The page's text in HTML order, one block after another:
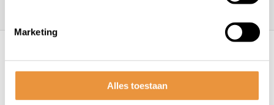
Marketing
Alles toestaan
Algemene voorwaarden Disclaimer
Privacy
Policy
Sitemap